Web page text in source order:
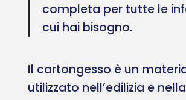
completa per tutte le
cui hai bisogno.
Il cartongesso è un
utilizzato nell’edilizia e